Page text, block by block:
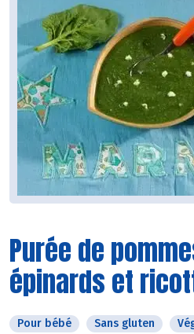
Purée de
épinards et
Pour bébé Sans gluten